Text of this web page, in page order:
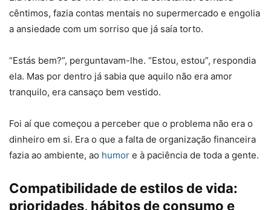
cêntimos, fazia contas mentais no supermercado e engolia
a ansiedade com um sorriso que já saía torto.
“Estás bem?”, perguntavam-lhe. “Estou, estou”, respondia
ela. Mas por dentro já sabia que aquilo não era amor
tranquilo, era cansaço bem vestido.
Foi aí que começou a perceber que o problema não era o
dinheiro em si. Era o que a falta de organização financeira
fazia ao ambiente, ao humor e à paciência de toda a gente.
Compatibilidade de estilos de vida:
prioridades, hábitos de consumo e